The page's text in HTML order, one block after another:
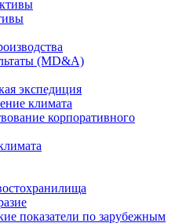
(MD&A)
экспедиция
климата
корпоративного
показатели по зарубежным